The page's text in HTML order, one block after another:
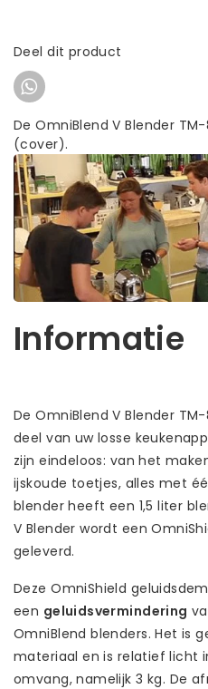
Deel dit product
De OmniBlend V Blender
(cover).
Informatie
De OmniBlend V Blender
deel van uw losse
zijn eindeloos: van het
ijskoude toetjes, alles met
blender heeft een 1,5 liter
V Blender wordt een
geleverd.
Deze OmniShield
een geluidsvermindering
OmniBlend blenders. Het is
materiaal en is relatief licht
omvang, namelijk 3 kg. De